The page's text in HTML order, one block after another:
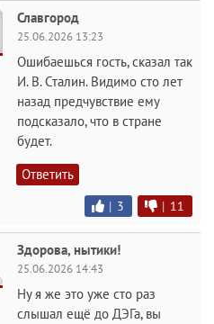
Славгород
25.06.2026 13:23
Ошибаешься гость, сказал так
И. В. Сталин. Видимо сто лет
назад предчувствие ему
подсказало, что в стране
будет.
Ответить
| 3 | 11
Здорова, нытики!
25.06.2026 14:43
Ну я же это уже сто раз
слышал ещё до ДЭГа, вы